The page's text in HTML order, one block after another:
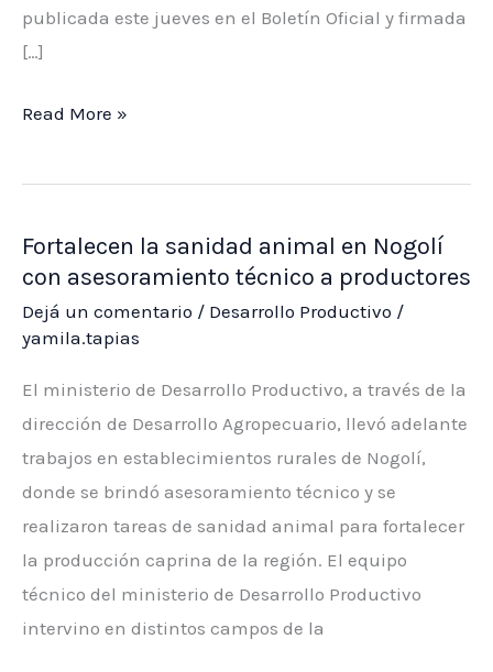
publicada este jueves en el Boletín Oficial y firmada
[…]
El
eliminó
del
régimen
“Exporta
Simple”
para
facilitar
las
exportaciones
de
PyMEs
Read More »
Fortalecen la sanidad animal en Nogolí
con asesoramiento técnico a productores
Dejá un comentario / Desarrollo Productivo /
yamila.tapias
El ministerio de Desarrollo Productivo, a través de la
dirección de Desarrollo Agropecuario, llevó adelante
trabajos en establecimientos rurales de Nogolí,
donde se brindó asesoramiento técnico y se
realizaron tareas de sanidad animal para fortalecer
la producción caprina de la región. El equipo
técnico del ministerio de Desarrollo Productivo
intervino en distintos campos de la